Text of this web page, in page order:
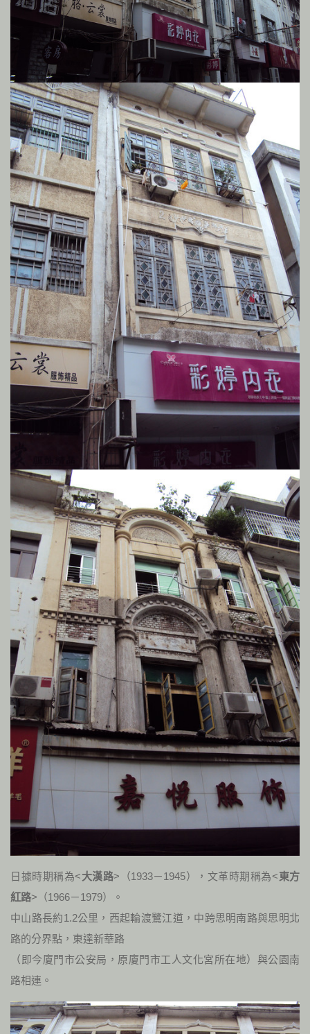
日據時期稱為<大漢路>（1933－1945），文革時期稱為<東方
紅路>（1966－1979）。
中山路長約1.2公里，西起輪渡鷺江道，中跨思明南路與思明北
路的分界點，東達新華路
（即今廈門市公安局，原廈門市工人文化宮所在地）與公園南
路相連。